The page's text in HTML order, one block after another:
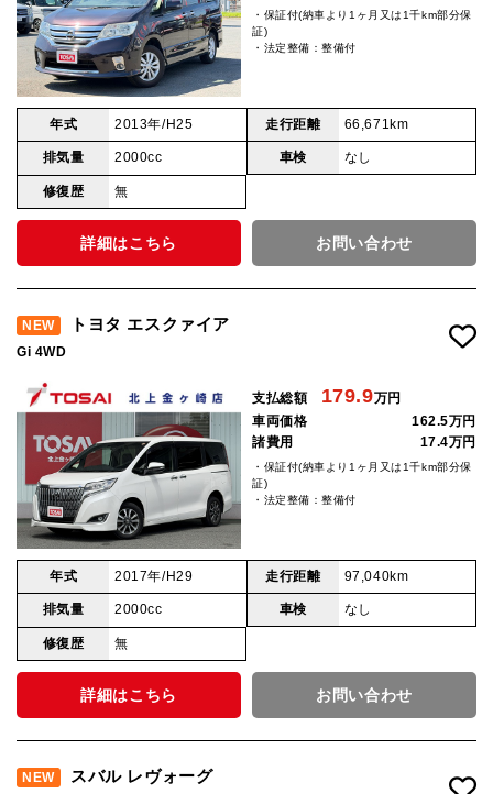
・保証付(納車より1ヶ月又は1千km部分保
証)
・法定整備：整備付
年式 2013年/H25 走行距離 66,671km
排気量 2000cc 車検 なし
修復歴 無
詳細はこちら お問い合わせ
NEW トヨタ エスクァイア
Gi 4WD
支払総額 179.9万円
車両価格
162.5万円
諸費用
17.4万円
・保証付(納車より1ヶ月又は1千km部分保
証)
・法定整備：整備付
年式 2017年/H29 走行距離 97,040km
排気量 2000cc 車検 なし
修復歴 無
詳細はこちら お問い合わせ
NEW スバル レヴォーグ